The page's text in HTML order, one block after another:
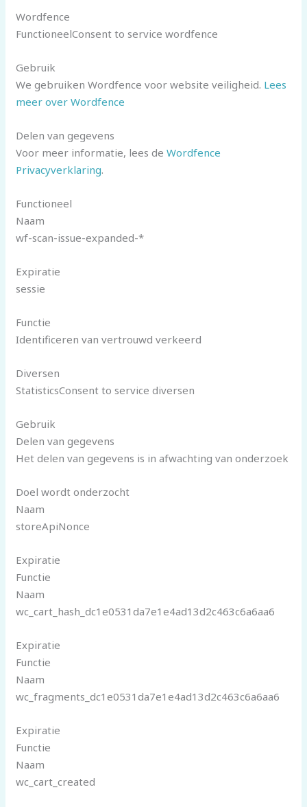
Wordfence
FunctioneelConsent to service wordfence
Gebruik
We gebruiken Wordfence voor website veiligheid. Lees
meer over Wordfence
Delen van gegevens
Voor meer informatie, lees deWordfence
Privacyverklaring.
Functioneel
Naam
wf-scan-issue-expanded-*
Expiratie
sessie
Functie
Identificeren van vertrouwd verkeerd
Diversen
StatisticsConsent to service diversen
Gebruik
Delen van gegevens
Het delen van gegevens is in afwachting van onderzoek
Doel wordt onderzocht
Naam
storeApiNonce
Expiratie
Functie
Naam
wc_cart_hash_dc1e0531da7e1e4ad13d2c463c6a6aa6
Expiratie
Functie
Naam
wc_fragments_dc1e0531da7e1e4ad13d2c463c6a6aa6
Expiratie
Functie
Naam
wc_cart_created